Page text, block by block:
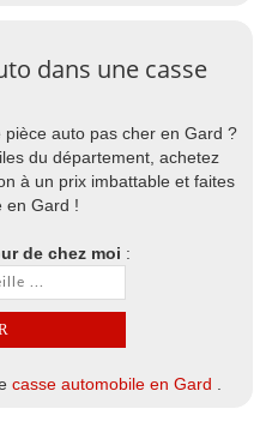
dans une casse
auto pas cher en Gard ?
du département, achetez
à un prix imbattable et faites
en Gard !
de chez moi :
casse automobile en Gard